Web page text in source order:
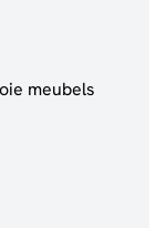
meubels